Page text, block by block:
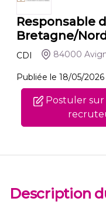
Responsable
Bretagne/
CDI 84000
Publiée le 18/05/2026
Postuler sur
Description